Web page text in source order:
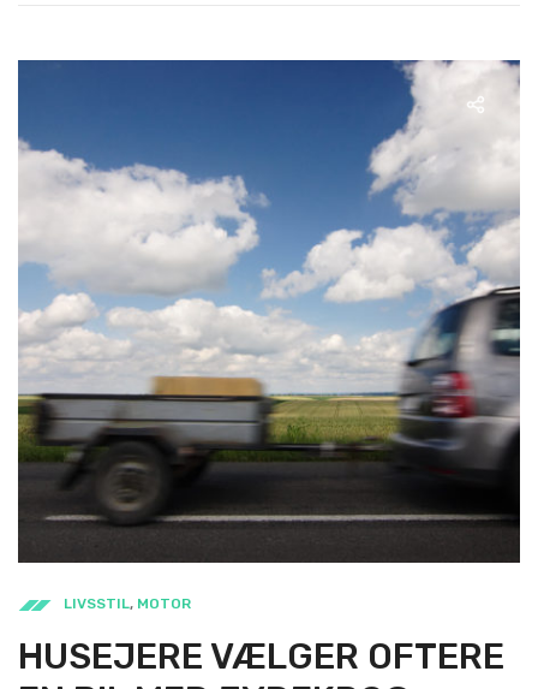
LIVSSTIL, MOTOR
HUSEJERE VÆLGER OFTERE